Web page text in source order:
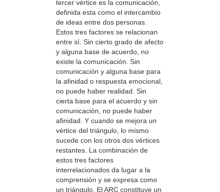
tercer vértice es la comunicación,
definida esta como el intercambio
de ideas entre dos personas.
Estos tres factores se relacionan
entre sí. Sin cierto grado de afecto
y alguna base de acuerdo, no
existe la comunicación. Sin
comunicación y alguna base para
la afinidad o respuesta emocional,
no puede haber realidad. Sin
cierta base para el acuerdo y sin
comunicación, no puede haber
afinidad. Y cuando se mejora un
vértice del triángulo, lo mismo
sucede con los otros dos vértices
restantes. La combinación de
estos tres factores
interrelacionados da lugar a la
comprensión y se expresa como
un triángulo. El ARC constituye un